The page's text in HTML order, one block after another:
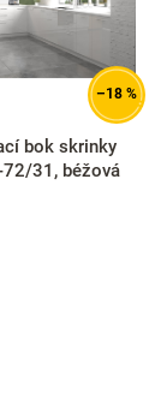
–18 %
bok skrinky
31, béžová